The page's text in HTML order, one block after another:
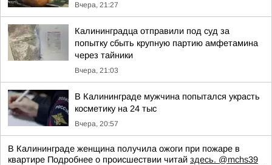
Вчера, 21:27
Калининградца отправили под суд за
попытку сбыть крупную партию амфетамина
через тайники
Вчера, 21:03
В Калининграде мужчина попытался украсть
косметику на 24 тыс
Вчера, 20:57
В Калининграде женщина получила ожоги при пожаре в
квартире Подробнее о происшествии читай здесь. @mchs39